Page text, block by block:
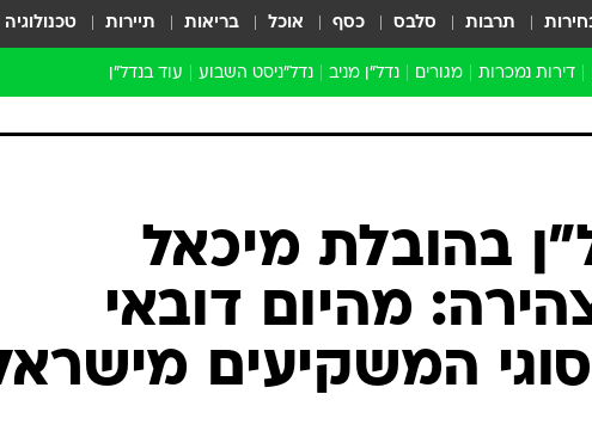
תרבות סלבס כסף אוכל בריאות תיירות טכנולוגיה
דירות נמכרות מגורים נדל"ן מניב נדל"ניסט השבוע עוד בנדל״ן
מובילי דרך
ארכיון כתבותבהובלת מיכאל
מהיום דובאי
המשקיעים